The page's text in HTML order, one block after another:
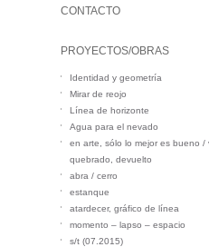
CONTACTO
PROYECTOS/OBRAS
Identidad y geometría
Mirar de reojo
Línea de horizonte
Agua para el nevado
en arte, sólo lo mejor es bueno /
quebrado, devuelto
abra / cerro
estanque
atardecer, gráfico de línea
momento – lapso – espacio
s/t (07.2015)